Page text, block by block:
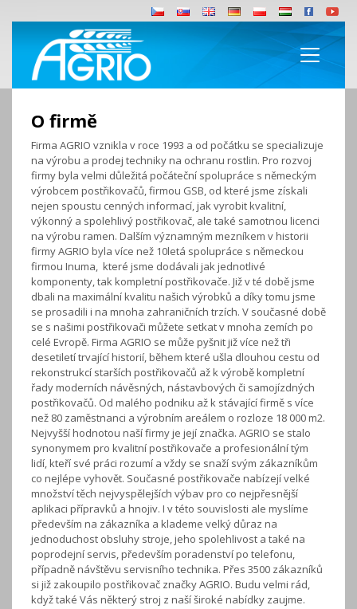
O firmě
Firma AGRIO vznikla v roce 1993 a od počátku se specializuje
na výrobu a prodej techniky na ochranu rostlin. Pro rozvoj
firmy byla velmi důležitá počáteční spolupráce s německým
výrobcem postřikovačů, firmou GSB, od které jsme získali
nejen spoustu cenných informací, jak vyrobit kvalitní,
výkonný a spolehlivý postřikovač, ale také samotnou licenci
na výrobu ramen. Dalším významným mezníkem v historii
firmy AGRIO byla více než 10letá spolupráce s německou
firmou Inuma, které jsme dodávali jak jednotlivé
komponenty, tak kompletní postřikovače. Již v té době jsme
dbali na maximální kvalitu našich výrobků a díky tomu jsme
se prosadili i na mnoha zahraničních trzích. V současné době
se s našimi postřikovači můžete setkat v mnoha zemích po
celé Evropě. Firma AGRIO se může pyšnit již více než tři
desetiletí trvající historií, během které ušla dlouhou cestu od
rekonstrukcí starších postřikovačů až k výrobě kompletní
řady moderních návěsných, nástavbových či samojízdných
postřikovačů. Od malého podniku až k stávající firmě s více
než 80 zaměstnanci a výrobním areálem o rozloze 18 000 m2.
Nejvyšší hodnotou naší firmy je její značka. AGRIO se stalo
synonymem pro kvalitní postřikovače a profesionální tým
lidí, kteří své práci rozumí a vždy se snaží svým zákazníkům
co nejlépe vyhovět. Současné postřikovače nabízejí velké
množství těch nejvyspělejších výbav pro co nejpřesnější
aplikaci přípravků a hnojiv. I v této souvislosti ale myslíme
především na zákazníka a klademe velký důraz na
jednoduchost obsluhy stroje, jeho spolehlivost a také na
poprodejní servis, především poradenství po telefonu,
případně návštěvu servisního technika. Přes 3500 zákazníků
si již zakoupilo postřikovač značky AGRIO. Budu velmi rád,
když také Vás některý stroj z naší široké nabídky zaujme.